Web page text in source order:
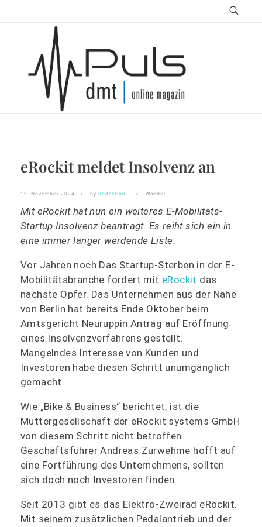
Puls Magazin
eRockit meldet Insolvenz an
15. November 2024 by Redaktion Wandel
Mit eRockit hat nun ein weiteres E-Mobilitäts-
Startup Insolvenz beantragt. Es reiht sich ein in
eine immer länger werdende Liste.
Vor Jahren noch Das Startup-Sterben in der E-
Mobilitätsbranche fordert mit eRockit das
nächste Opfer. Das Unternehmen aus der Nähe
von Berlin hat bereits Ende Oktober beim
Amtsgericht Neuruppin Antrag auf Eröffnung
eines Insolvenzverfahrens gestellt.
Mangelndes Interesse von Kunden und
Investoren habe diesen Schritt unumgänglich
gemacht.
Wie „Bike & Business“ berichtet, ist die
Muttergesellschaft der eRockit systems GmbH
von diesem Schritt nicht betroffen.
Geschäftsführer Andreas Zurwehme hofft auf
eine Fortführung des Unternehmens, sollten
sich doch noch Investoren finden.
Seit 2013 gibt es das Elektro-Zweirad eRockit.
Mit seinem zusätzlichen Pedalantrieb und der